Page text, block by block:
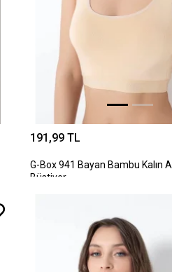
191,99 TL
G-Box 941 Bayan Bambu Kalın
Büstiyer